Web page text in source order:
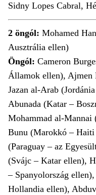
Sidny Lopes Cabral,
2 öngól: Mohamed
Ausztrália ellen)
Öngól: Cameron
Államok ellen), Ajmen
Jazan al-Arab
Abunada (Katar –
Mohammad al-Mannai
Bunu (Marokkó –
(Paraguay – az
(Svájc – Katar ellen),
– Spanyolország
Hollandia ellen),